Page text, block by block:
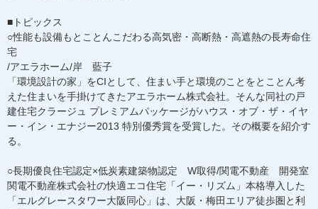
■トピックス
○性能も設備もとことんこだわる高気密・高断熱・高遮熱の長寿命住
宅
/アエラホーム/岸 藍子
「環境設計の家」をCIとして、住まい手と環境のことをとことん考
えた住まいを手掛けてきたアエラホーム株式会社。そんな同社の戸
建住宅クラージュ プレミアムパッケージがハウス・オブ・ザ・イヤ
ー・イン・エナジー2013 特別優秀賞を受賞した。その概要を紹介す
る。
○長期優良住宅認定×低炭素建築物認定 W取得/関電不動産 開発室
関電不動産株式会社の快適エコ住宅「イー・リズム」本格導入した
「エルグレースタワー大阪同心」は、大阪・梅田エリア徒歩圏と利